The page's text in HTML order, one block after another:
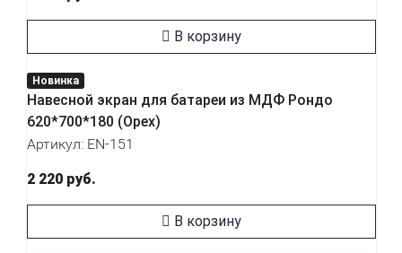
В корзину
Новинка
Навесной экран для батареи из МДФ Рондо
620*700*180 (Орех)
Артикул: EN-151
2 220 руб.
В корзину